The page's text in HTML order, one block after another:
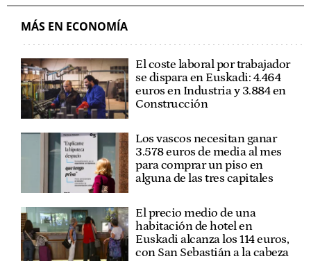
EUROPA
MÁS EN ECONOMÍA
El coste laboral por trabajador
se dispara en Euskadi: 4.464
euros en Industria y 3.884 en
Construcción
Los vascos necesitan ganar
3.578 euros de media al mes
para comprar un piso en
alguna de las tres capitales
El precio medio de una
habitación de hotel en
Euskadi alcanza los 114 euros,
con San Sebastián a la cabeza